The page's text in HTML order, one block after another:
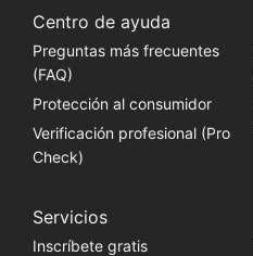
Centro de ayuda
Preguntas más frecuentes
(FAQ)
Protección al consumidor
Verificación profesional (Pro
Check)
Servicios
Inscríbete gratis